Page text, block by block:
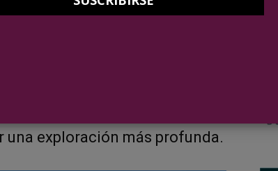
oceánicos que exploran
Escandinavia en 2026 y 2027
de entre 15 y 36 días,
dos o más de los itinerarios
una exploración más profunda.